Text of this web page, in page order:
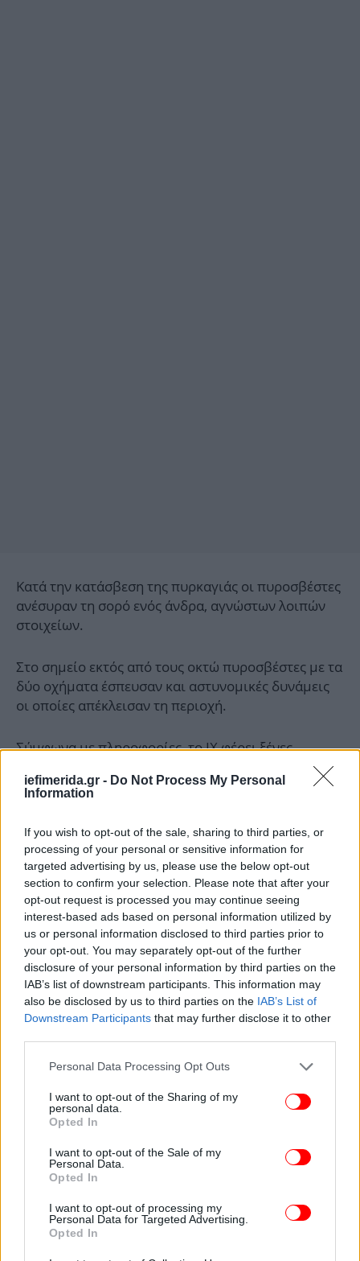
iefimerida.gr - Do Not Process My Personal
Information
If you wish to opt-out of the sale, sharing to third parties, or
processing of your personal or sensitive information for
targeted advertising by us, please use the below opt-out
section to confirm your selection. Please note that after your
opt-out request is processed you may continue seeing
interest-based ads based on personal information utilized by
us or personal information disclosed to third parties prior to
your opt-out. You may separately opt-out of the further
disclosure of your personal information by third parties on the
IAB’s list of downstream participants. This information may
also be disclosed by us to third parties on the IAB’s List of
Downstream Participants that may further disclose it to other
Please note that this website/app uses one or more Google
not limited to your visit or usage behaviour. You may click to
grant or deny consent to Google and its third-party tags to
use your data for below specified purposes in below Google
consent section.
Personal Data Processing Opt Outs
I want to opt-out of the Sharing of my
personal data.
Opted In
I want to opt-out of the Sale of my
Personal Data.
Opted In
I want to opt-out of processing my
Personal Data for Targeted Advertising.
Opted In
Κατά την κατάσβεση της πυρκαγιάς οι πυροσβέστες
ανέσυραν τη σορό ενός άνδρα, αγνώστων λοιπών
στοιχείων.
Στο σημείο εκτός από τους οκτώ πυροσβέστες με τα
δύο οχήματα έσπευσαν και αστυνομικές δυνάμεις
οι οποίες απέκλεισαν τη περιοχή.
Σύμφωνα με πληροφορίες, το ΙΧ φέρει ξένες
πινακίδες ενώ ο άνδρας που απανθρακώθηκε έχει
σπασμένα τα άκρα.
Διεξάγεται έρευνα για τα ακριβή αίτια της φωτιάς.
ΠΕΡΙΣΣΟΤΕΡΑ ΒΙΝΤΕΟ